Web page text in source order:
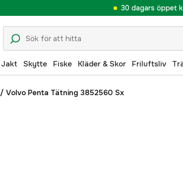
30 dagars öppet
Jakt Skytte Fiske Kläder & Skor Friluftsliv
/ Volvo Penta Tätning 3852560 Sx